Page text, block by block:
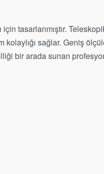
tasarlanmıştır.
kolaylığı sağlar. Geniş
bir arada sunan